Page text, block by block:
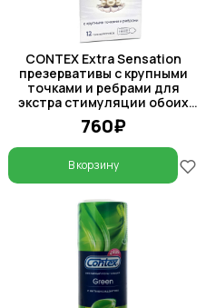
CONTEX Extra Sensation
презервативы с крупными
точками и ребрами для
экстра стимуляции обоих
партнеров, №12
760₽
В корзину